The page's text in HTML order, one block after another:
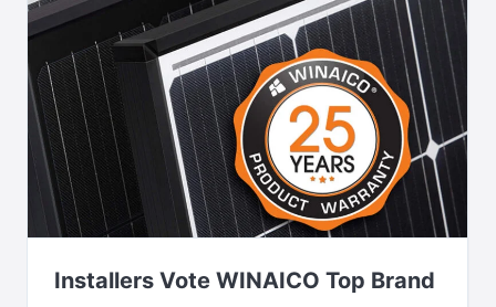
Installers Vote WINAICO Top Brand